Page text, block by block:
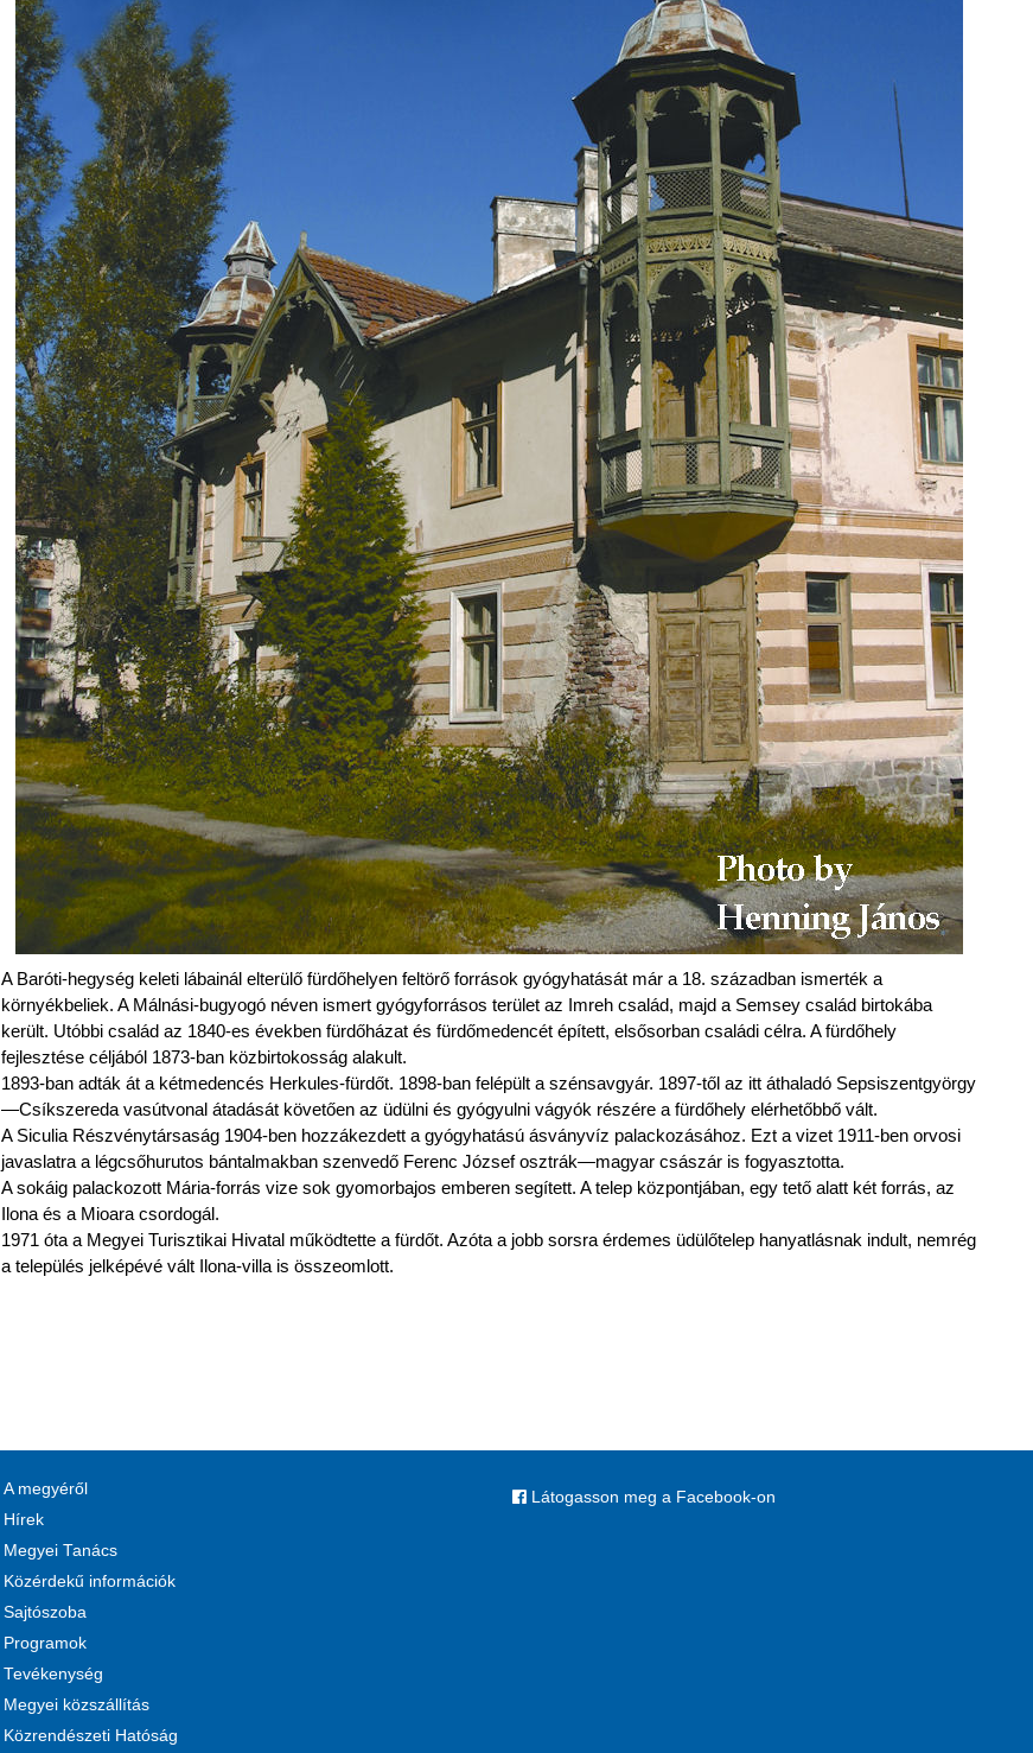
A Baróti-hegység keleti lábainál elterülő fürdőhelyen feltörő források gyógyhatását már a 18. században ismerték a
környékbeliek. A Málnási-bugyogó néven ismert gyógyforrásos terület az Imreh család, majd a Semsey család birtokába
került. Utóbbi család az 1840-es években fürdőházat és fürdőmedencét épített, elsősorban családi célra. A fürdőhely
fejlesztése céljából 1873-ban közbirtokosság alakult.
1893-ban adták át a kétmedencés Herkules-fürdőt. 1898-ban felépült a szénsavgyár. 1897-től az itt áthaladó Sepsiszentgyörgy
—Csíkszereda vasútvonal átadását követően az üdülni és gyógyulni vágyók részére a fürdőhely elérhetőbbő vált.
A Siculia Részvénytársaság 1904-ben hozzákezdett a gyógyhatású ásványvíz palackozásához. Ezt a vizet 1911-ben orvosi
javaslatra a légcsőhurutos bántalmakban szenvedő Ferenc József osztrák—magyar császár is fogyasztotta.
A sokáig palackozott Mária-forrás vize sok gyomorbajos emberen segített. A telep központjában, egy tető alatt két forrás, az
Ilona és a Mioara csordogál.
1971 óta a Megyei Turisztikai Hivatal működtette a fürdőt. Azóta a jobb sorsra érdemes üdülőtelep hanyatlásnak indult, nemrég
a település jelképévé vált Ilona-villa is összeomlott.
A megyéről
Hírek
Megyei Tanács
Közérdekű információk
Sajtószoba
Programok
Tevékenység
Megyei közszállítás
Közrendészeti Hatóság
Látogasson meg a Facebook-on